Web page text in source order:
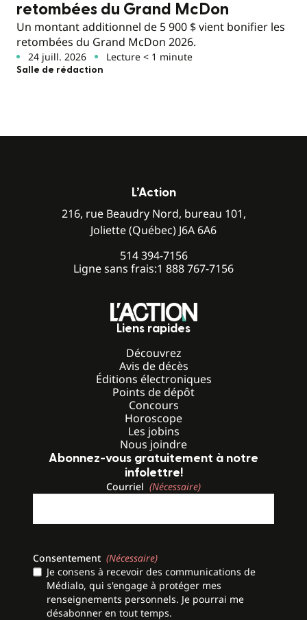
retombées du Grand McDon
Un montant additionnel de 5 900 $ vient bonifier les
retombées du Grand McDon 2026.
24 juill. 2026 Lecture < 1 minute
Salle de rédaction
L’Action
216, rue Beaudry Nord, bureau 101,
Joliette (Québec) J6A 6A6
514 394-7156
Ligne sans frais:1 888 767-7156
Liens rapides
Découvrez
Avis de décès
Éditions électroniques
Points de dépôt
Concours
Horoscope
Les jobins
Nous joindre
Abonnez-vous gratuitement à notre
infolettre!
Courriel (Nécessaire)
Consentement (Nécessaire)
Je consens à recevoir des communications de
Médialo, qui s'engage à protéger mes
renseignements personnels. Je pourrai me
désabonner en tout temps.